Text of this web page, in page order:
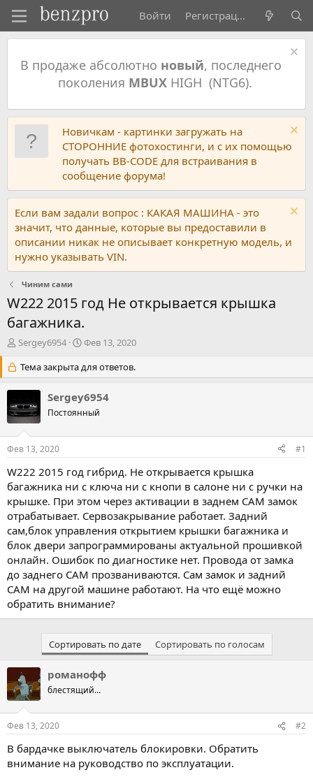
Войти Регистрация
В продаже абсолютно новый, последнего
поколения MBUXHIGH (NTG6).
Новичкам - картинки загружать на
СТОРОННИЕ фотохостинги, и с их помощью
получать BB-CODE для встраивания в
сообщение форума!
Если вам задали вопрос : КАКАЯ МАШИНА - это
значит, что данные, которые вы предоставили в
описании никак не описывает конкретную модель, и
нужно указывать VIN.
Чиним сами
W222 2015 год Не открывается крышка
багажника.
А
т
о
р
т
е
м
Sergey6954
Д
т
а
н
а
ч
а
Фев 13, 2020
Тема закрыта для ответов.
Sergey6954
Постоянный
Фев 13, 2020 #1
W222 2015 год гибрид. Не открывается крышка
багажника ни с ключа ни с кнопи в салоне ни с ручки на
крышке. При этом через активации в заднем САМ замок
отрабатывает. Сервозакрывание работает. Задний
сам,блок управления открытием крышки багажника и
блок двери запрограммированы актуальной прошивкой
онлайн. Ошибок по диагностике нет. Провода от замка
до заднего САМ прозваниваются. Сам замок и задний
САМ на другой машине работают. На что ещё можно
обратить внимание?
Сортировать по дате Сортировать по голосам
романофф
блестящий...
Фев 13, 2020 #2
В бардачке выключатель блокировки. Обратить
внимание на руководство по эксплуатации.